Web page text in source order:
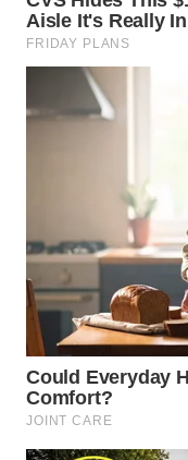
WN
LABUHANBATU
WN
SERDANG
WN
TEBING
TINGGI
WN
PAKPAK